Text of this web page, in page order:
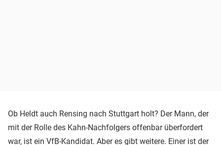
Ob Heldt auch Rensing nach Stuttgart holt? Der Mann, der
mit der Rolle des Kahn-Nachfolgers offenbar überfordert
war, ist ein VfB-Kandidat. Aber es gibt weitere. Einer ist der